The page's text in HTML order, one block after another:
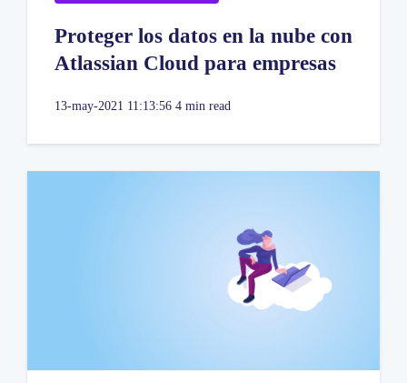
Proteger los datos en la nube con
Atlassian Cloud para empresas
13-may-2021 11:13:56 4 min read